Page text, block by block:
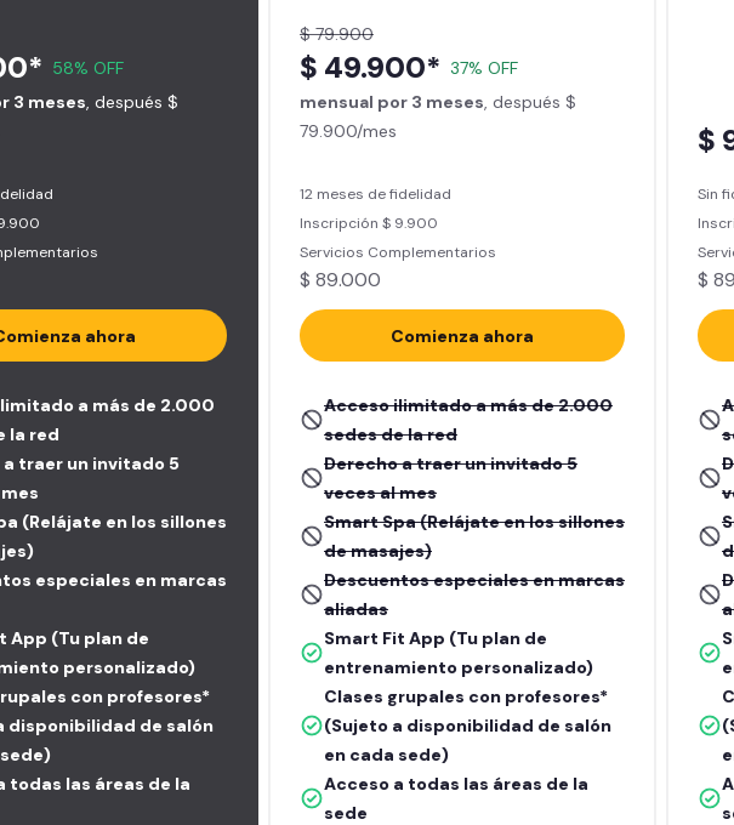
58% OFF
3 meses, después $
ahora
a más de 2.000
la red
a traer un invitado 5
(Relájate en los sillones
especiales en marcas
App (Tu plan de
personalizado)
con profesores*
disponibilidad de salón
todas las áreas de la
$ 79.900
$ 49.900* 37% OFF
mensual por 3 meses, después $
79.900/mes
12 meses de fidelidad
Inscripción $ 9.900
Servicios Complementarios
$ 89.000
Comienza ahora
Acceso ilimitado a más de 2.000
sedes de la red
Derecho a traer un invitado 5
veces al mes
Smart Spa (Relájate en los sillones
de masajes)
Descuentos especiales en marcas
aliadas
Smart Fit App (Tu plan de
entrenamiento personalizado)
Clases grupales con profesores*
(Sujeto a disponibilidad de salón
en cada sede)
Acceso a todas las áreas de la
sede
$
Sin
$